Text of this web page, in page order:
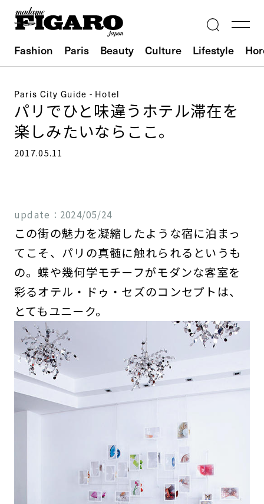
Fashion Paris Beauty Culture Lifestyle
Paris City Guide - Hotel
パリでひと味違うホテル滞在を
楽しみたいならここ。
2017.05.11
update： 2024/05/24
この街の魅力を凝縮したような宿に泊まっ
てこそ、パリの真髄に触れられるというも
の。蝶や幾何学モチーフがモダンな客室を
彩るオテル・ドゥ・セズのコンセプトは、
とてもユニーク。